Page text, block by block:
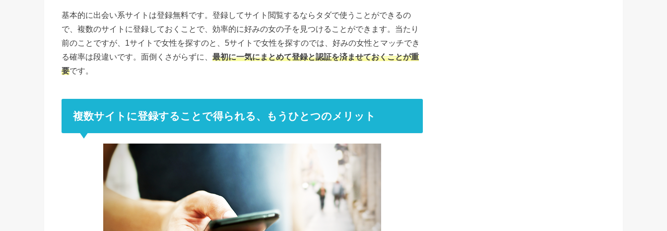
基本的に出会い系サイトは登録無料です。登録してサイト閲覧するならタダで使うことができるの
で、複数のサイトに登録しておくことで、効率的に好みの女の子を見つけることができます。当たり
前のことですが、1サイトで女性を探すのと、5サイトで女性を探すのでは、好みの女性とマッチでき
る確率は段違いです。面倒くさがらずに、 最初に一気にまとめて登録と認証を済ませておくことが重
要です。
複数サイトに登録することで得られる、もうひとつのメリット